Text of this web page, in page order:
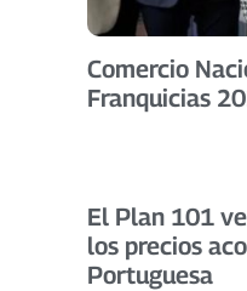
Comercio
Franquicias
El Plan 101
los precios
Portuguesa